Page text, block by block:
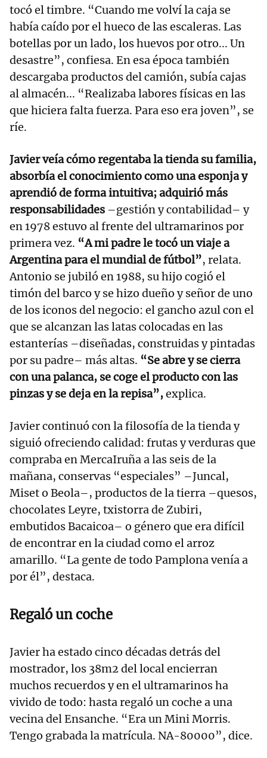
tocó el timbre. “Cuando me volví la caja se
había caído por el hueco de las escaleras. Las
botellas por un lado, los huevos por otro... Un
desastre”, confiesa. En esa época también
descargaba productos del camión, subía cajas
al almacén... “Realizaba labores físicas en las
que hiciera falta fuerza. Para eso era joven”, se
ríe.
Javier veía cómo regentaba la tienda su familia,
absorbía el conocimiento como una esponja y
aprendió de forma intuitiva; adquirió más
responsabilidades –gestión y contabilidad– y
en 1978 estuvo al frente del ultramarinos por
primera vez. “A mi padre le tocó un viaje a
Argentina para el mundial de fútbol”, relata.
Antonio se jubiló en 1988, su hijo cogió el
timón del barco y se hizo dueño y señor de uno
de los iconos del negocio: el gancho azul con el
que se alcanzan las latas colocadas en las
estanterías –diseñadas, construidas y pintadas
por su padre– más altas. “Se abre y se cierra
con una palanca, se coge el producto con las
pinzas y se deja en la repisa”,explica.
Javier continuó con la filosofía de la tienda y
siguió ofreciendo calidad: frutas y verduras que
compraba en MercaIruña a las seis de la
mañana, conservas “especiales” –Juncal,
Miset o Beola–, productos de la tierra –quesos,
chocolates Leyre, txistorra de Zubiri,
embutidos Bacaicoa– o género que era difícil
de encontrar en la ciudad como el arroz
amarillo. “La gente de todo Pamplona venía a
por él”, destaca.
Regaló un coche
Javier ha estado cinco décadas detrás del
mostrador, los 38m2 del local encierran
muchos recuerdos y en el ultramarinos ha
vivido de todo: hasta regaló un coche a una
vecina del Ensanche. “Era un Mini Morris.
Tengo grabada la matrícula. NA-80000”, dice.